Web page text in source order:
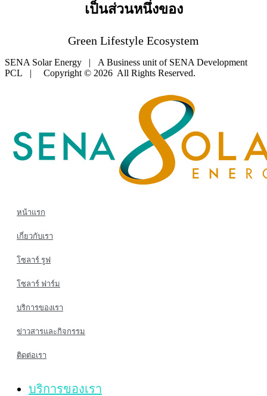
เป็นส่วนหนึ่งของ
Green Lifestyle Ecosystem
SENA Solar Energy | A Business unit of SENA Development
PCL | Copyright © 2026 All Rights Reserved.
หน้าแรก
เกี่ยวกับเรา
โซลาร์ รูฟ
โซลาร์ ฟาร์ม
บริการของเรา
ข่าวสารและกิจกรรม
ติดต่อเรา
บริการของเรา